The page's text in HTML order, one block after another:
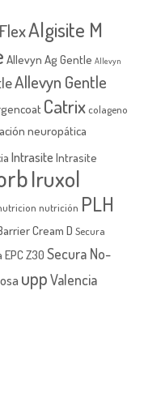
Algisite M
Allevyn Ag Gentle Allevyn
Allevyn Gentle
Catrix colageno
neuropática
Intrasite Intrasite
Iruxol
nutrición PLH
Cream D Secura
Z30Secura No-
uppValencia